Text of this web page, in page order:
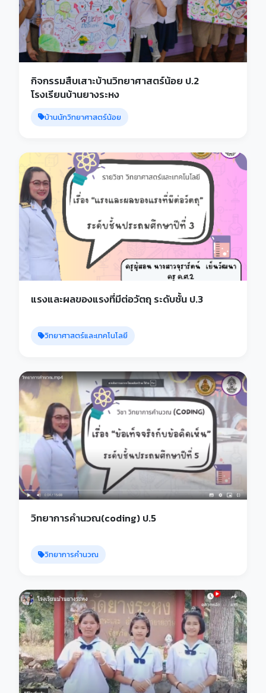
กิจกรรมสืบเสาะบ้านวิทยาศาสตร์น้อย ป.2
โรงเรียนบ้านยางระหง
บ้านนักวิทยาศาสตร์น้อย
แรงและผลของแรงที่มีต่อวัตถุ ระดับชั้น ป.3
วิทยาศาสตร์และเทคโนโลยี
วิทยาการคำนวณ(coding) ป.5
วิทยาการคำนวณ